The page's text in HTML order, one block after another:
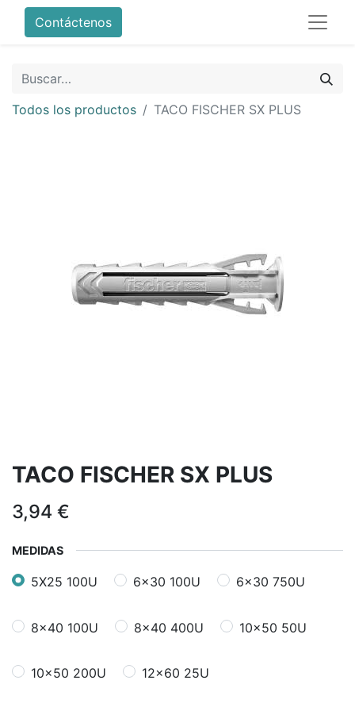
Contáctenos
Todos los productos TACO FISCHER SX PLUS
TACO FISCHER SX PLUS
3,94 €
MEDIDAS
5X25 100U 6x30 100U 6x30 750U
8x40 100U 8x40 400U 10x50 50U
10x50 200U 12x60 25U